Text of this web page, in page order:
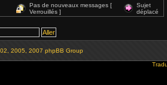
Pas de nouveaux messages [
Verrouillés ]
Sujet
déplacé
2005, 2007 phpBB Group